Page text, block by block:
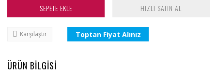
SEPETE EKLE HIZLI SATIN AL
Karşılaştır Toptan Fiyat Alınız
ÜRÜN BİLGİSİ